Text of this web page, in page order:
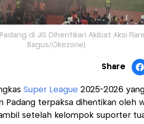
di JIS Dihentikan Akibat Aksi
Bagus/Okezone)
Share
Super League 2025-2026
Padang terpaksa dihentikan oleh
setelah kelompok suporter